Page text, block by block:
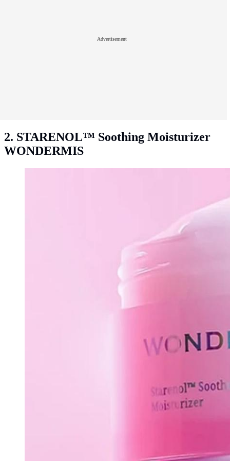
Advertisement
2. STARENOL™ Soothing Moisturizer
WONDERMIS